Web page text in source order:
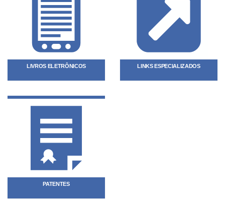
LIVROS ELETRÔNICOS LINKS ESPECIALIZADOS
PATENTES